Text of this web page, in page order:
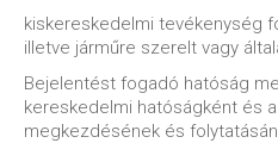
kiskereskedelmi tevékenység
illetve járműre szerelt vagy
Bejelentést fogadó hatóság
kereskedelmi hatóságként és
megkezdésének és